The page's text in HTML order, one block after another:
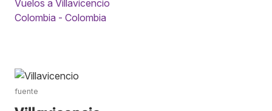
Vuelos a Villavicencio
Colombia - Colombia
fuente